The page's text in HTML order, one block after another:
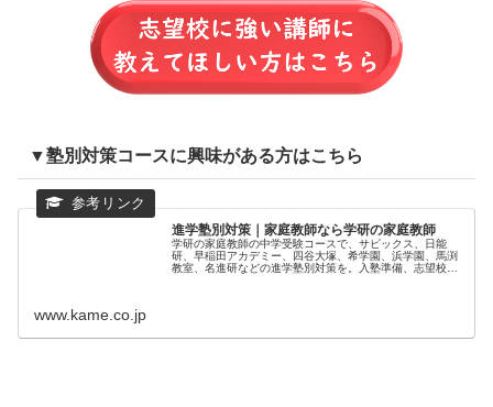
▼塾別対策コースに興味がある方はこちら
進学塾別対策｜家庭教師なら学研の家庭教師
学研の家庭教師の中学受験コースで、サピックス、日能
研、早稲田アカデミー、四谷大塚、希学園、浜学園、馬渕
教室、名進研などの進学塾別対策を。入塾準備、志望校別
www.kame.co.jp